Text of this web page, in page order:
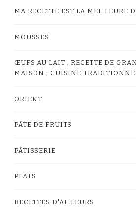
MA RECETTE EST LA MEILLEURE
MOUSSES
ŒUFS AU LAIT ; RECETTE DE
MAISON ; CUISINE
ORIENT
PÂTE DE FRUITS
PÂTISSERIE
PLATS
RECETTES D'AILLEURS